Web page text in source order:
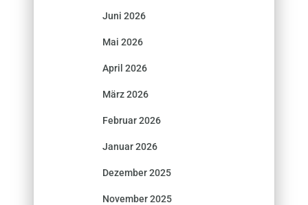
Juni 2026
Mai 2026
April 2026
März 2026
Februar 2026
Januar 2026
Dezember 2025
November 2025